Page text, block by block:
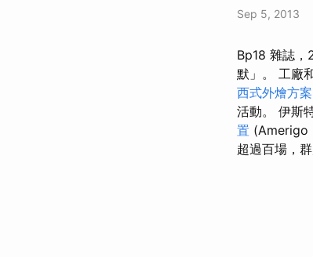
Sep 5, 2013
Bp18 雜誌
默」。 工廠
西式外燴方案
活動。 伊斯
置 (Amerigo
超過百場，